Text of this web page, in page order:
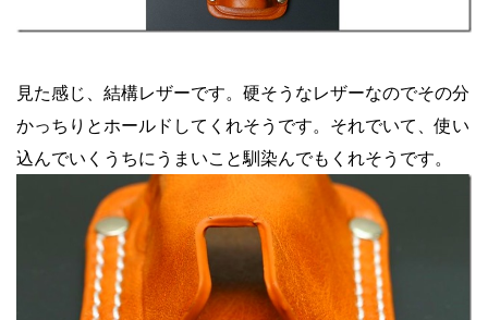
見た感じ、結構レザーです。硬そうなレザーなのでその分
かっちりとホールドしてくれそうです。それでいて、使い
込んでいくうちにうまいこと馴染んでもくれそうです。